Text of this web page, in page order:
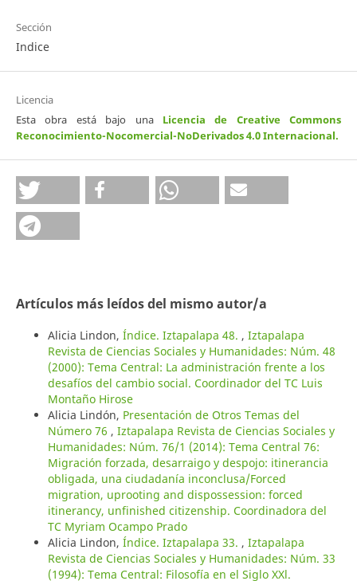
Sección
Indice
Licencia
Esta obra está bajo una Licencia de Creative Commons
Reconocimiento-Nocomercial-NoDerivados 4.0 Internacional.
Artículos más leídos del mismo autor/a
Alicia Lindon, Índice. Iztapalapa 48. , Iztapalapa
Revista de Ciencias Sociales y Humanidades: Núm. 48
(2000): Tema Central: La administración frente a los
desafíos del cambio social. Coordinador del TC Luis
Montaño Hirose
Alicia Lindón, Presentación de Otros Temas del
Número 76 , Iztapalapa Revista de Ciencias Sociales y
Humanidades: Núm. 76/1 (2014): Tema Central 76:
Migración forzada, desarraigo y despojo: itinerancia
obligada, una ciudadanía inconclusa/Forced
migration, uprooting and dispossession: forced
itinerancy, unfinished citizenship. Coordinadora del
TC Myriam Ocampo Prado
Alicia Lindon, Índice. Iztapalapa 33. , Iztapalapa
Revista de Ciencias Sociales y Humanidades: Núm. 33
(1994): Tema Central: Filosofía en el Siglo XXl.